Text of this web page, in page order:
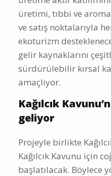
üretimi, tıbbi ve
ve satış noktalarıyla
ekoturizm
gelir kaynaklarını
sürdürülebilir kırsal
amaçlıyor.
Kağılcık
geliyor
Projeyle birlikte
Kağılcık Kavunu için
başlatılacak. Böylece